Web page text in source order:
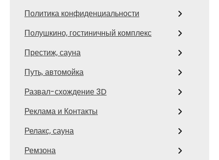
Политика конфиденциальности
Полушкино, гостиничный комплекс
Престиж, сауна
Путь, автомойка
Развал-схождение 3D
Реклама и Контакты
Релакс, сауна
Ремзона